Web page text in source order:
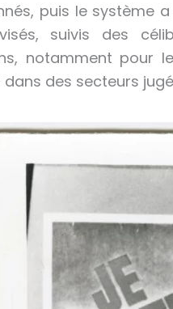
puis le système
suivis des
notamment pour
dans des secteurs